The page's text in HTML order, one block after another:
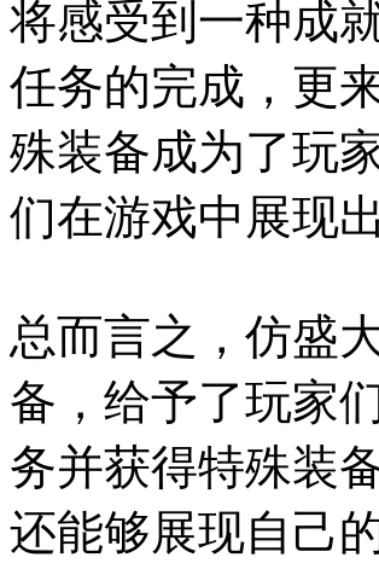
将感受到一种成
任务的完成，更
殊装备成为了玩
们在游戏中展现
总而言之，仿盛
备，给予了玩家
务并获得特殊装
还能够展现自己